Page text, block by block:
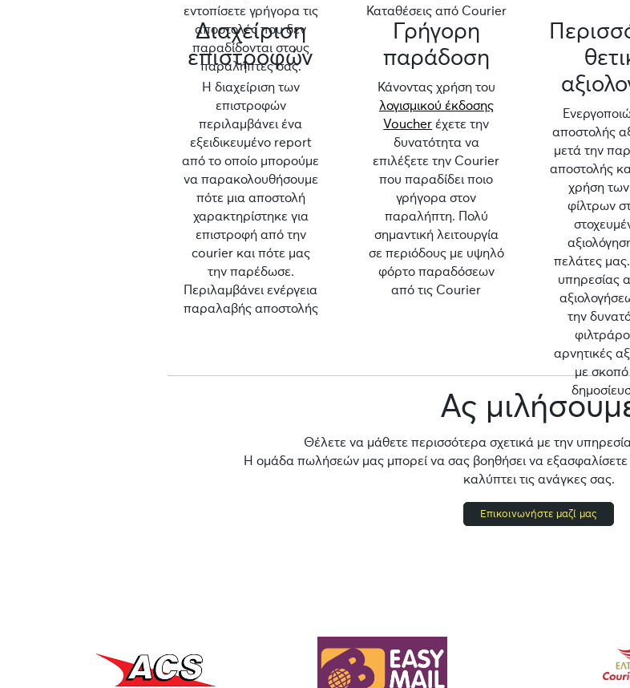
εντοπίσετε γρήγορα τις
αποστολές που δεν
παραδίδονται στους
παραλήπτες σας.
Καταθέσεις από Courier
Διαχείριση
επιστροφών
Η διαχείριση των
επιστροφών
περιλαμβάνει ένα
εξειδικευμένο report
από το οποίο μπορούμε
να παρακολουθήσουμε
πότε μια αποστολή
χαρακτηρίστηκε για
επιστροφή από την
courier και πότε μας
την παρέδωσε.
Περιλαμβάνει ενέργεια
παραλαβής αποστολής
Γρήγορη
παράδοση
Κάνοντας χρήση του
λογισμικού έκδοσης
Voucher έχετε την
δυνατότητα να
επιλέξετε την Courier
που παραδίδει ποιο
γρήγορα στον
παραλήπτη. Πολύ
σημαντική λειτουργία
σε περιόδους με υψηλό
φόρτο παραδόσεων
από τις Courier
αποστολής
μετά την
αποστολής
χρήση των
φίλτρων
πελάτες
υπηρεσίας
την
αρνητικές
με σκοπό
Ας
Θέλετε να μάθετε περισσότερα σχετικά με την
Η ομάδα πωλήσεών μας μπορεί να σας βοηθήσει να εξασφαλίσετε
καλύπτει τις ανάγκες σας.
Επικοινωνήστε μαζί μας